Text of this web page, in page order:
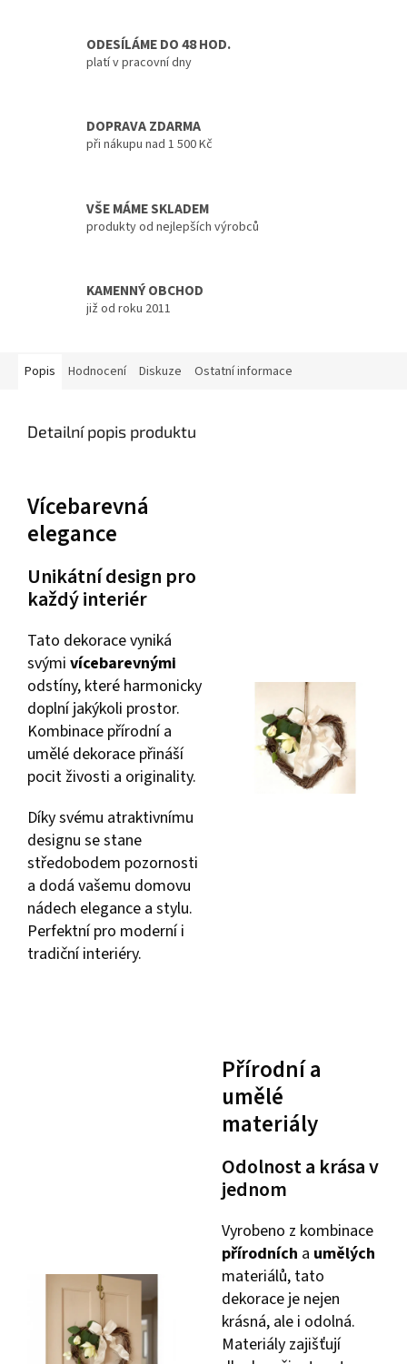
ODESÍLÁME DO 48 HOD.
platí v pracovní dny
DOPRAVA ZDARMA
při nákupu nad 1 500 Kč
VŠE MÁME SKLADEM
produkty od nejlepších výrobců
KAMENNÝ OBCHOD
již od roku 2011
Popis Hodnocení Diskuze Ostatní informace
Detailní popis produktu
Vícebarevná
elegance
Unikátní design pro
každý interiér
Tato dekorace vyniká
svými vícebarevnými
odstíny, které harmonicky
doplní jakýkoli prostor.
Kombinace přírodní a
umělé dekorace přináší
pocit živosti a originality.
Díky svému atraktivnímu
designu se stane
středobodem pozornosti
a dodá vašemu domovu
nádech elegance a stylu.
Perfektní pro moderní i
tradiční interiéry.
Přírodní a
umělé
materiály
Odolnost a krása v
jednom
Vyrobeno z kombinace
přírodních a umělých
materiálů, tato
dekorace je nejen
krásná, ale i odolná.
Materiály zajišťují